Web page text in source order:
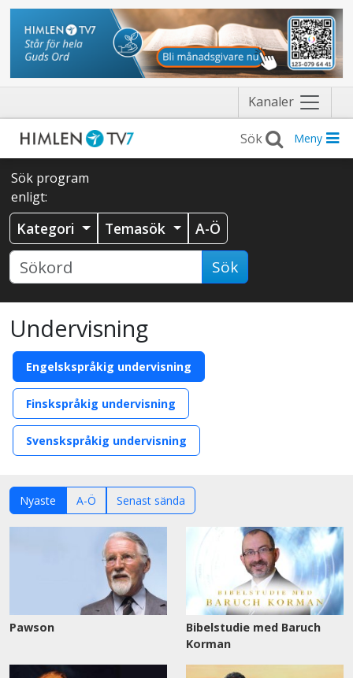
Kanaler Näytä
valikko
Meny
Sök program
enligt:
Kategori Temasök A-Ö
Sök
Undervisning
Engelskspråkig undervisning
Finskspråkig undervisning
Svenskspråkig undervisning
Nyaste A-Ö Senast sända
Pawson
Bibelstudie med Baruch
Korman